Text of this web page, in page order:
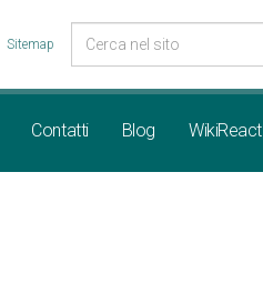
Contatti Blog WikiReact
Sitemap